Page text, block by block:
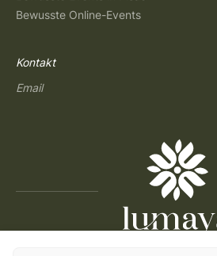
Bewusste Online-Events
Kontakt
Email